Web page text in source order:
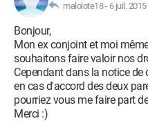
malolote18 - 6 juil.
Bonjour,
Mon ex conjoint et moi
souhaitons faire valoir nos
Cependant dans la notice de
en cas d'accord des deux
pourriez vous me faire part
Merci :)